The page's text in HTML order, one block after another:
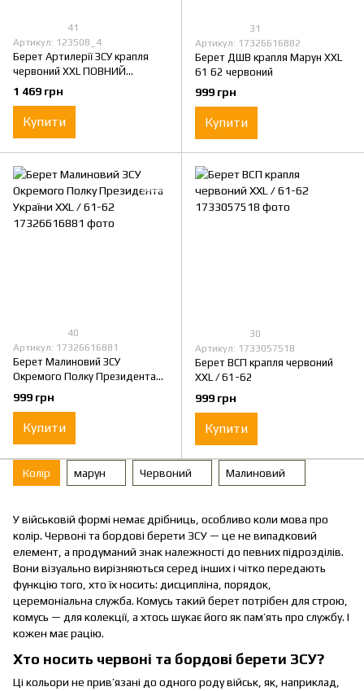
У військовій формі немає дрібниць, особливо коли мова про
колір. Червоні та бордові берети ЗСУ — це не випадковий
елемент, а продуманий знак належності до певних підрозділів.
Вони візуально вирізняються серед інших і чітко передають
функцію того, хто їх носить: дисципліна, порядок,
церемоніальна служба. Комусь такий берет потрібен для строю,
комусь — для колекції, а хтось шукає його як пам’ять про службу. І
кожен має рацію.
Хто носить червоні та бордові берети ЗСУ?
Ці кольори не прив’язані до одного роду військ, як, наприклад,
41
Артикул: 123508_4
Берет Артилерії ЗСУ крапля
червоний XXL ПОВНИЙ
КОМПЛЕКТ / 61-62
1 469 грн
Купити
31
Артикул: 17326616882
Берет ДШВ крапля Марун XXL
61 62 червоний
999 грн
Купити
40
Артикул: 17326616881
Берет Малиновий ЗСУ
Окремого Полку Президента
України XXL / 61-62
999 грн
Купити
30
Артикул: 1733057518
Берет ВСП крапля червоний
XXL / 61-62
999 грн
Купити
Колір марун Червоний Малиновий